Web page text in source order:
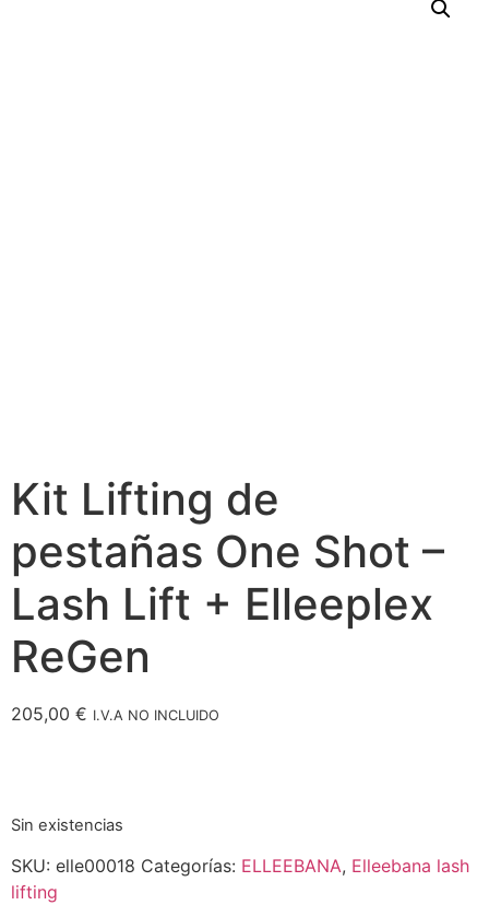
Kit Lifting de
pestañas One Shot –
Lash Lift + Elleeplex
ReGen
205,00 € I.V.A NO INCLUIDO
Sin existencias
SKU: elle00018 Categorías: ELLEEBANA, Elleebana lash
lifting